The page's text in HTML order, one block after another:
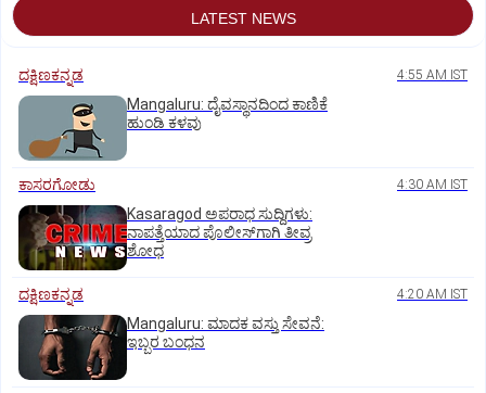
LATEST NEWS
ದಕ್ಷಿಣಕನ್ನಡ 4:55 AM IST
Mangaluru: ದೈವಸ್ಥಾನದಿಂದ ಕಾಣಿಕೆ
ಹುಂಡಿ ಕಳವು
ಕಾಸರಗೋಡು 4:30 AM IST
Kasaragod ಅಪರಾಧ ಸುದ್ದಿಗಳು:
ನಾಪತ್ತೆಯಾದ ಪೊಲೀಸ್‌ಗಾಗಿ ತೀವ್ರ
ಶೋಧ
ದಕ್ಷಿಣಕನ್ನಡ 4:20 AM IST
Mangaluru: ಮಾದಕ ವಸ್ತು ಸೇವನೆ:
ಇಬ್ಬರ ಬಂಧನ